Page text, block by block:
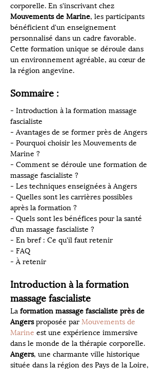
corporelle. En s'inscrivant chez
Mouvements de Marine, les participants
bénéficient d'un enseignement
personnalisé dans un cadre favorable.
Cette formation unique se déroule dans
un environnement agréable, au cœur de
la région angevine.
Sommaire :
- Introduction à la formation massage
fascialiste
- Avantages de se former près de Angers
- Pourquoi choisir les Mouvements de
Marine ?
- Comment se déroule une formation de
massage fascialiste ?
- Les techniques enseignées à Angers
- Quelles sont les carrières possibles
après la formation ?
- Quels sont les bénéfices pour la santé
d’un massage fascialiste ?
- En bref : Ce qu'il faut retenir
- FAQ
- À retenir
Introduction à la formation
massage fascialiste
La formation massage fascialiste près de
Angers proposée par Mouvements de
Marine est une expérience immersive
dans le monde de la thérapie corporelle.
Angers, une charmante ville historique
située dans la région des Pays de la Loire,